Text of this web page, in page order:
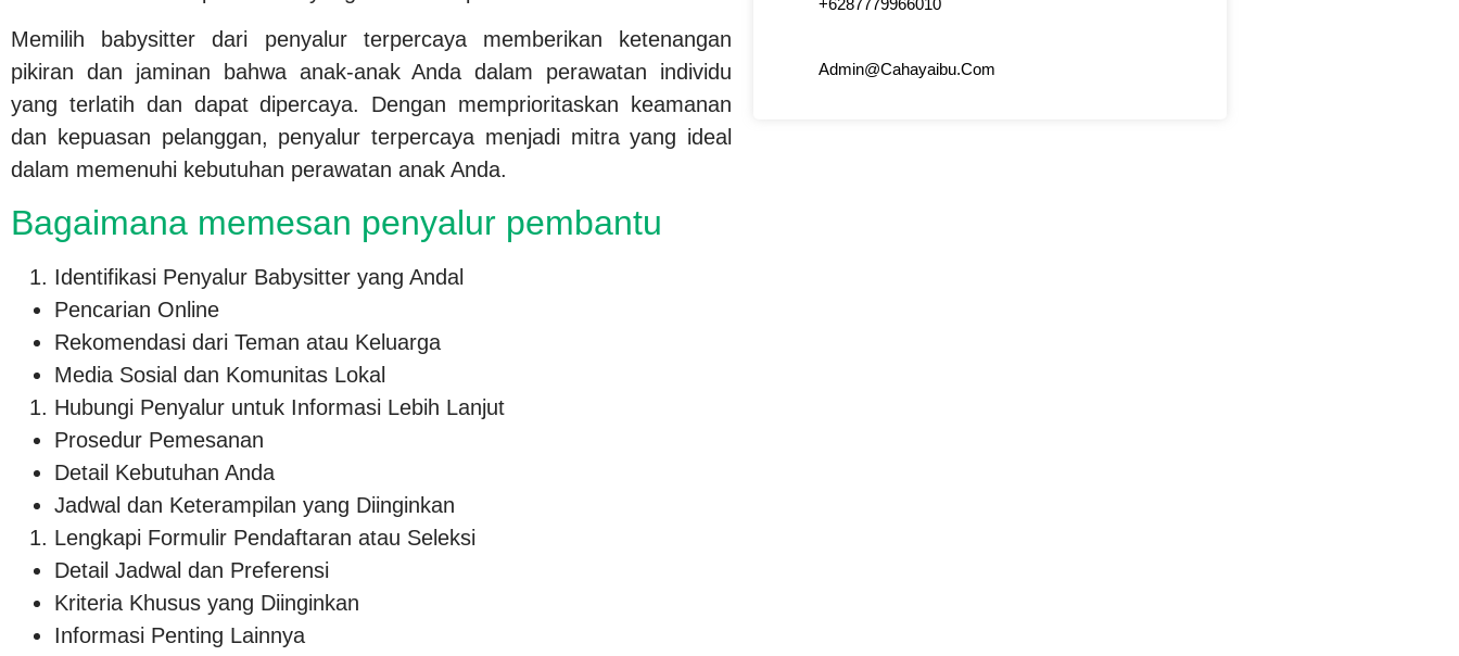
Memilih babysitter dari penyalur terpercaya memberikan ketenangan
pikiran dan jaminan bahwa anak-anak Anda dalam perawatan individu
yang terlatih dan dapat dipercaya. Dengan memprioritaskan keamanan
dan kepuasan pelanggan, penyalur terpercaya menjadi mitra yang ideal
dalam memenuhi kebutuhan perawatan anak Anda.
Bagaimana memesan penyalur pembantu
Identifikasi Penyalur Babysitter yang Andal
Pencarian Online
Rekomendasi dari Teman atau Keluarga
Media Sosial dan Komunitas Lokal
Hubungi Penyalur untuk Informasi Lebih Lanjut
Prosedur Pemesanan
Detail Kebutuhan Anda
Jadwal dan Keterampilan yang Diinginkan
Lengkapi Formulir Pendaftaran atau Seleksi
Detail Jadwal dan Preferensi
Kriteria Khusus yang Diinginkan
Informasi Penting Lainnya
Admin@cahayaibu.com